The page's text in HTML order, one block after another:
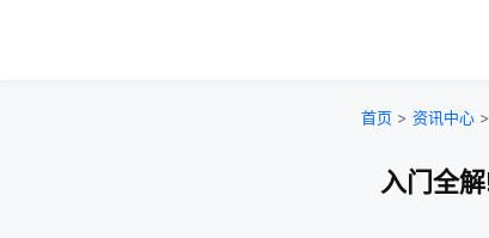
首页 > 资讯中心 >
入门全